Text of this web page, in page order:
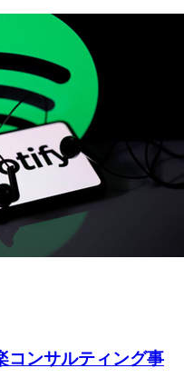
コンサルティング事